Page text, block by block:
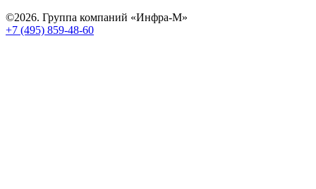
©2026. Группа компаний «Инфра-М»
+7 (495) 859-48-60